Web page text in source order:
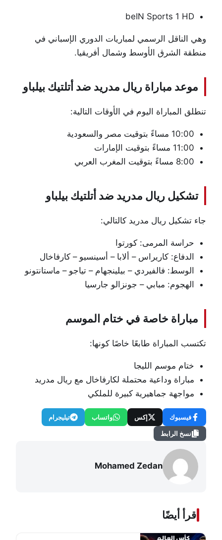
beIN Sports 1 HD
وهي الناقل الرسمي لمباريات الدوري الإسباني في
منطقة الشرق الأوسط وشمال أفريقيا.
موعد مباراة ريال مدريد ضد أتلتيك بيلباو
تنطلق المباراة اليوم في الأوقات التالية:
10:00 مساءً بتوقيت مصر والسعودية
11:00 مساءً بتوقيت الإمارات
8:00 مساءً بتوقيت المغرب العربي
تشكيل ريال مدريد ضد أتلتيك بيلباو
جاء تشكيل ريال مدريد كالتالي:
حراسة المرمى: كورتوا
الدفاع: كاريراس – ألابا – أسينسيو – كارفاخال
الوسط: فالفيردي – بيلينجهام – تياجو – ماستانتونو
الهجوم: مبابي – جونزالو جارسيا
مباراة خاصة في ختام الموسم
تكتسب المباراة طابعًا خاصًا كونها:
ختام موسم الليجا
مباراة وداعية محتملة لكارفاخال مع ريال مدريد
مواجهة جماهيرية كبيرة للملكي
فيسبوك إكس واتساب تيليجرام
نسخ الرابط
Mohamed Zedan
اقرأ أيضًا